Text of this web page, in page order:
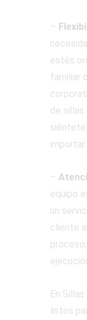
–
estés
familiar
de sillas
siéntete
–
equipo
un
cliente
En
listos